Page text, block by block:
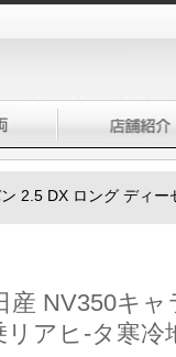
2.5 DX ロング ディ
産 NV350キ
リアヒ-タ寒冷